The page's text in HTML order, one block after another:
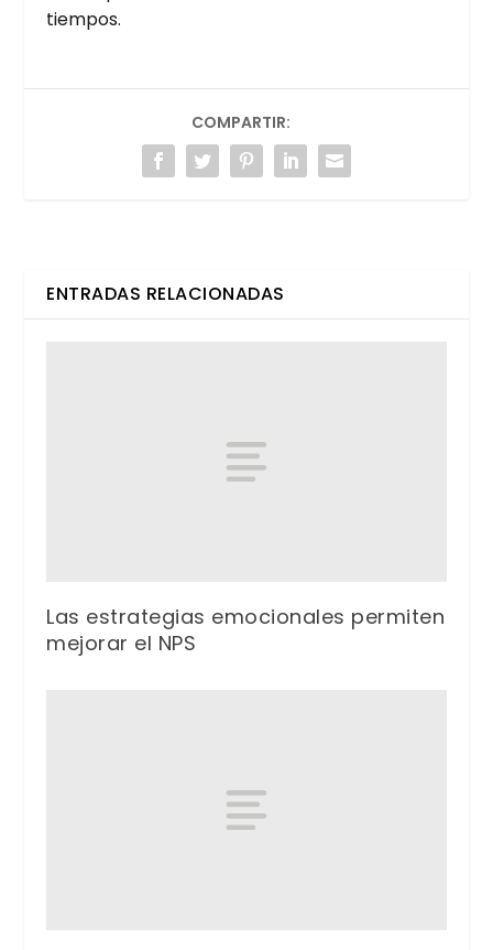
tiem­pos.
COMPARTIR:
ENTRADAS RELACIONADAS
Las estrategias emocionales permiten
mejorar el NPS